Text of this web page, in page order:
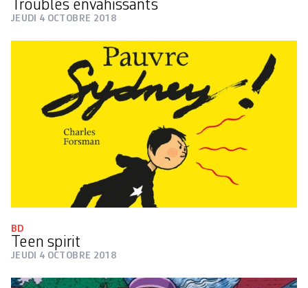
Troubles envahissants
JEUDI 4 OCTOBRE 2018
BD
Teen spirit
JEUDI 4 OCTOBRE 2018